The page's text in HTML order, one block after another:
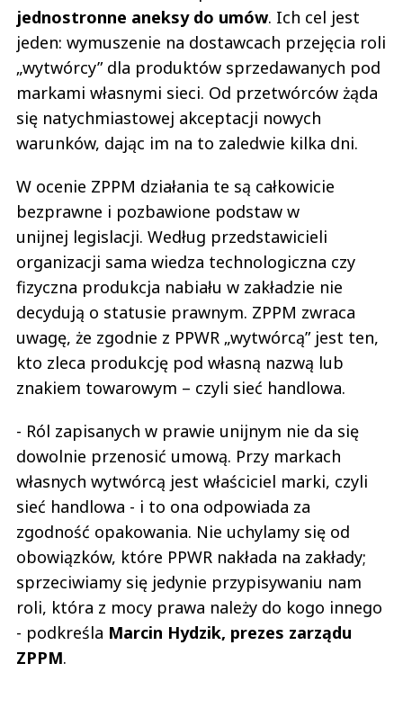
jednostronne aneksy do umów. Ich cel jest
jeden: wymuszenie na dostawcach przejęcia roli
„wytwórcy” dla produktów sprzedawanych pod
markami własnymi sieci. Od przetwórców żąda
się natychmiastowej akceptacji nowych
warunków, dając im na to zaledwie kilka dni.
W ocenie ZPPM działania te są całkowicie
bezprawne i pozbawione podstaw w
unijnej legislacji. Według przedstawicieli
organizacji sama wiedza technologiczna czy
fizyczna produkcja nabiału w zakładzie nie
decydują o statusie prawnym. ZPPM zwraca
uwagę, że zgodnie z PPWR „wytwórcą” jest ten,
kto zleca produkcję pod własną nazwą lub
znakiem towarowym – czyli sieć handlowa.
- Ról zapisanych w prawie unijnym nie da się
dowolnie przenosić umową. Przy markach
własnych wytwórcą jest właściciel marki, czyli
sieć handlowa - i to ona odpowiada za
zgodność opakowania. Nie uchylamy się od
obowiązków, które PPWR nakłada na zakłady;
sprzeciwiamy się jedynie przypisywaniu nam
roli, która z mocy prawa należy do kogo innego
- podkreśla Marcin Hydzik, prezes zarządu
ZPPM.